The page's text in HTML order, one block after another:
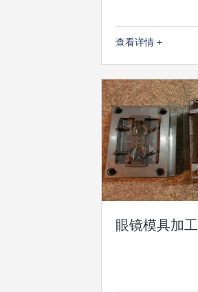
查看详情 +
眼镜模具加工